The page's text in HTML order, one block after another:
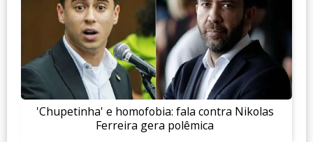
'Chupetinha' e homofobia: fala contra Nikolas
Ferreira gera polêmica